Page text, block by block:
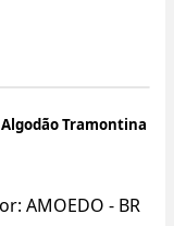
Tramontina
AMOEDO - BR